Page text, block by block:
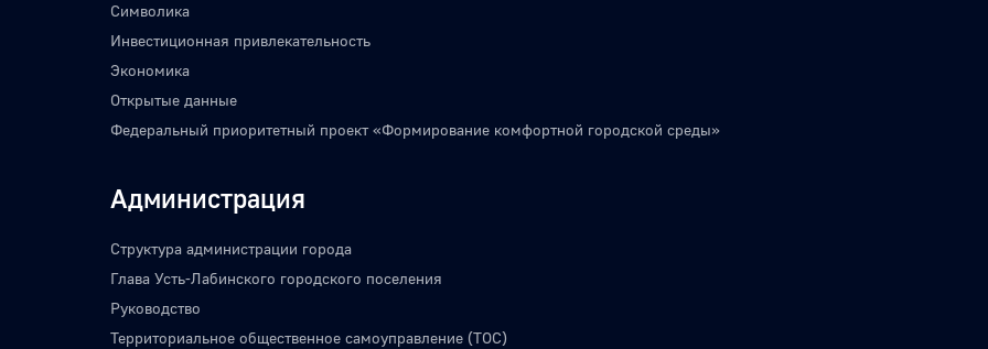
Символика
Инвестиционная привлекательность
Экономика
Открытые данные
Федеральный приоритетный проект «Формирование комфортной городской среды»
Администрация
Структура администрации города
Глава Усть-Лабинского городского поселения
Руководство
Территориальное общественное самоуправление (ТОС)